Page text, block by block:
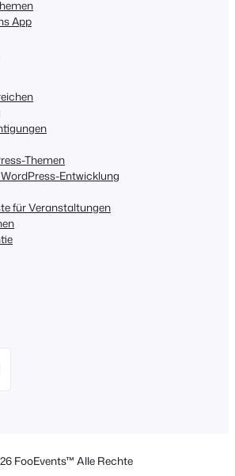
App
Themen
Entwicklung
für Veranstaltungen
FooEvents™ Alle Rechte